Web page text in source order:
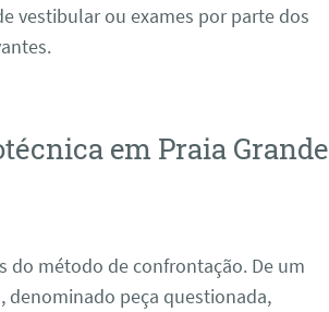
vestibular ou exames por parte dos
em Praia Grande
do método de confrontação. De um
denominado peça questionada,